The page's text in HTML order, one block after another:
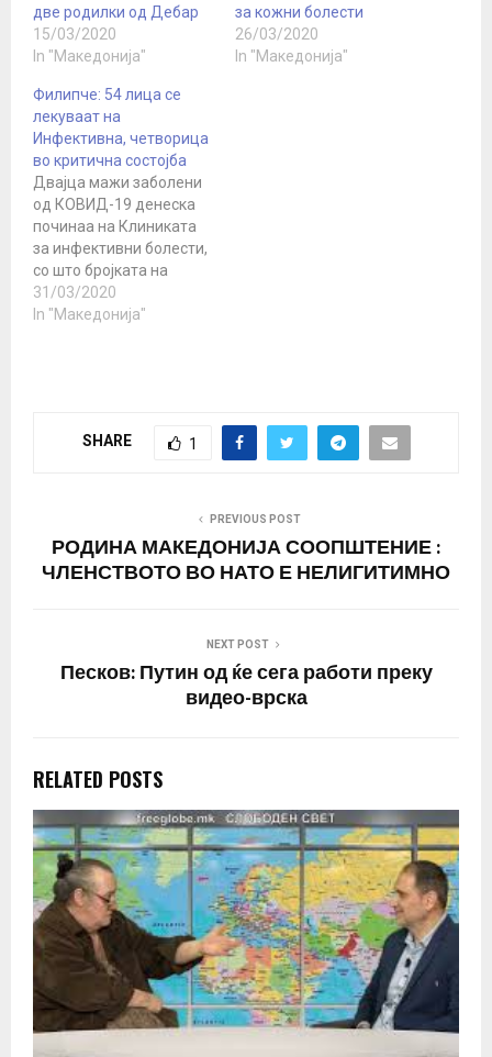
две родилки од Дебар
15/03/2020
In "Македонија"
за кожни болести
26/03/2020
In "Македонија"
Филипче: 54 лица се
лекуваат на
Инфективна, четворица
во критична состојба
Двајца мажи заболени
од КОВИД-19 денеска
починаа на Клиниката
за инфективни болести,
со што бројката на
смртни случаи од
коронавирусот во
конференција во
31/03/2020
In "Македонија"
SHARE 1
PREVIOUS POST
РОДИНА МАКЕДОНИЈА СООПШТЕНИЕ :
ЧЛЕНСТВОТО ВО НАТО Е НЕЛИГИТИМНО
NEXT POST
Песков: Путин од ќе сега работи преку
видео-врска
RELATED POSTS